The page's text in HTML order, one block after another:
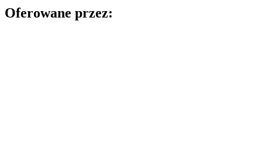
Oferowane przez: